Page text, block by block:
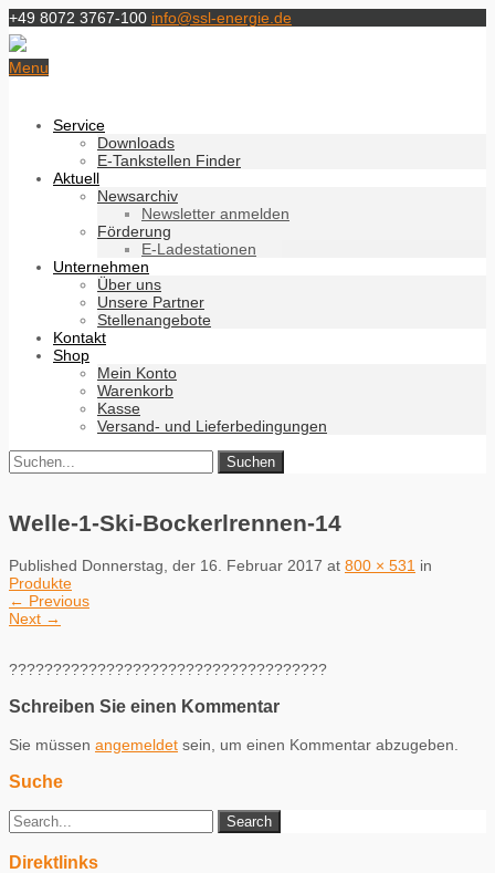
+49 8072 3767-100 info@ssl-energie.de
Menu
Service
Downloads
E-Tankstellen Finder
Aktuell
Newsarchiv
Newsletter anmelden
Förderung
E-Ladestationen
Unternehmen
Über uns
Unsere Partner
Stellenangebote
Kontakt
Shop
Mein Konto
Warenkorb
Kasse
Versand- und Lieferbedingungen
Welle-1-Ski-Bockerlrennen-14
Published Donnerstag, der 16. Februar 2017 at 800 × 531 in
Produkte
← Previous
Next →
????????????????????????????????????
Schreiben Sie einen Kommentar
Sie müssen angemeldet sein, um einen Kommentar abzugeben.
Suche
Direktlinks